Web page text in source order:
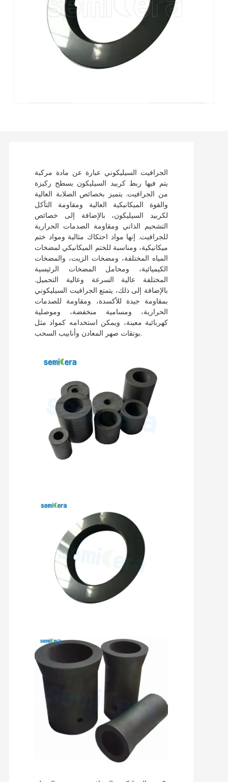
الجرافيت السيليكوني عبارة عن مادة مركبة
يتم فيها ربط كربيد السيليكون بسطح ركيزة
من الجرافيت. يتميز بخصائص الصلابة العالية
والقوة الميكانيكية العالية ومقاومة التآكل
لكربيد السيليكون، بالإضافة إلى خصائص
التشحيم الذاتي ومقاومة الصدمات الحرارية
للجرافيت. إنها مواد احتكاك مثالية ومواد ختم
ميكانيكية، ومناسبة للختم الميكانيكي لمضخات
المياه المختلفة، ومضخات الزيت، والمضخات
الكيميائية، ومحامل المضخات الرئيسية
المختلفة عالية السرعة وعالية التحميل.
بالإضافة إلى ذلك، يتمتع الجرافيت السيليكوني
بمقاومة جيدة للأكسدة، ومقاومة للصدمات
الحرارية، ومسامية منخفضة، وموصلية
كهربائية معينة، ويمكن استخدامه كمواد مثل
بوتقات صهر المعادن وأنابيب السحب.